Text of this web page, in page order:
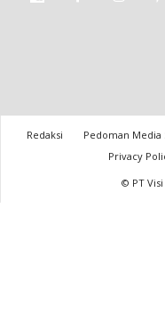
Redaksi Pedoman Media
Privacy
© PT